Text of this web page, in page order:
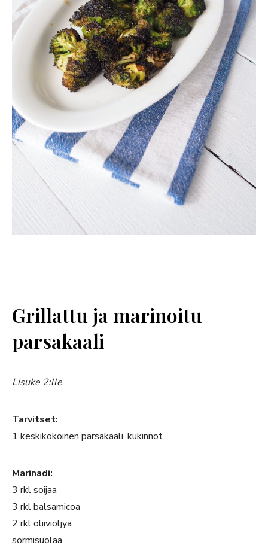
Grillattu ja marinoitu
parsakaali
Lisuke 2:lle
Tarvitset:
1 keskikokoinen parsakaali, kukinnot
Marinadi:
3 rkl soijaa
3 rkl balsamicoa
2 rkl oliiviöljyä
sormisuolaa